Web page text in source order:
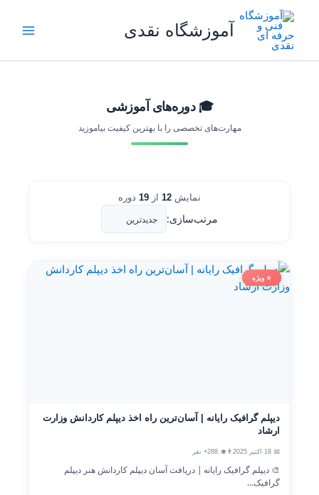
آموزشگاه نقدی
🎓 دوره‌های آموزشی
مهارت‌های تخصصی را با بهترین کیفیت بیاموزید
نمایش 12 از 19 دوره
مرتب‌سازی:
⭐ ویژه
دیپلم گرافیک رایانه | آسان‌ترین راه اخذ دیپلم کاردانش وزارت
ارشاد
📅 18 اکتبر 2025 👨‍🎓 288+ نفر
🎨 دیپلم گرافیک رایانه | دریافت آسان دیپلم کاردانش هنر دیپلم
گرافیک...